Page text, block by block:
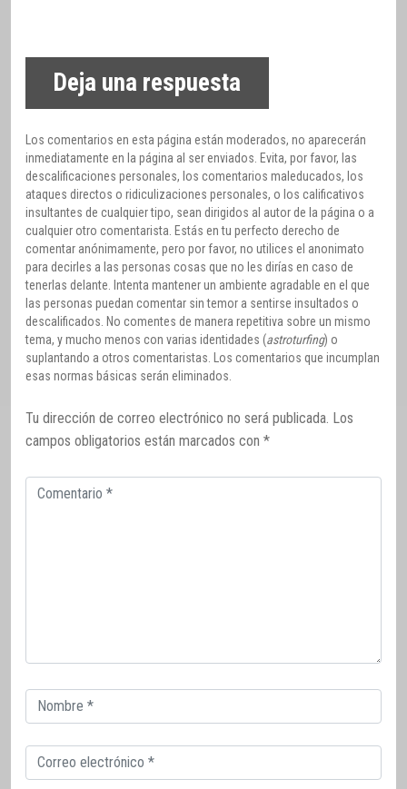
Deja una respuesta
Los comentarios en esta página están moderados, no aparecerán
inmediatamente en la página al ser enviados. Evita, por favor, las
descalificaciones personales, los comentarios maleducados, los
ataques directos o ridiculizaciones personales, o los calificativos
insultantes de cualquier tipo, sean dirigidos al autor de la página o a
cualquier otro comentarista. Estás en tu perfecto derecho de
comentar anónimamente, pero por favor, no utilices el anonimato
para decirles a las personas cosas que no les dirías en caso de
tenerlas delante. Intenta mantener un ambiente agradable en el que
las personas puedan comentar sin temor a sentirse insultados o
descalificados. No comentes de manera repetitiva sobre un mismo
tema, y mucho menos con varias identidades (astroturfing) o
suplantando a otros comentaristas. Los comentarios que incumplan
esas normas básicas serán eliminados.
Tu dirección de correo electrónico no será publicada. Los
campos obligatorios están marcados con *
Comentario
Correo
electrónico
Correo
electrónico